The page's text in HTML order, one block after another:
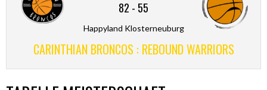
82 - 55
Happyland Klosterneuburg
CARINTHIAN BRONCOS : REBOUND WARRIORS